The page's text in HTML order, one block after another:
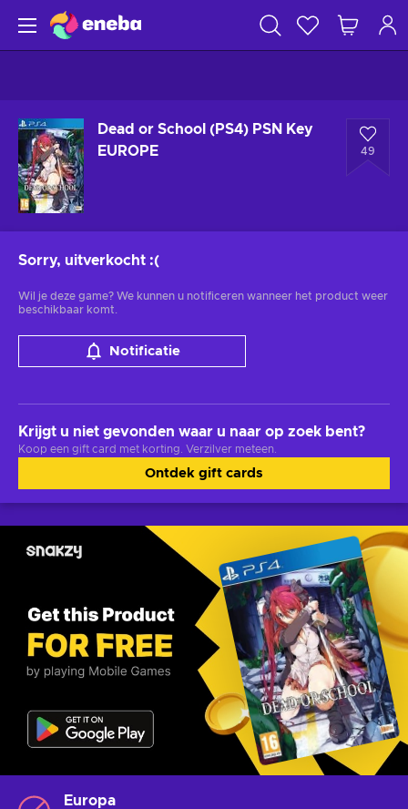
Dead or School (PS4) PSN Key
EUROPE
49
Sorry, uitverkocht :(
Wil je deze game? We kunnen u notificeren wanneer het product weer
beschikbaar komt.
Notificatie
Krijgt u niet gevonden waar u naar op zoek bent?
Koop een gift card met korting. Verzilver meteen.
Ontdek gift cards
Europa